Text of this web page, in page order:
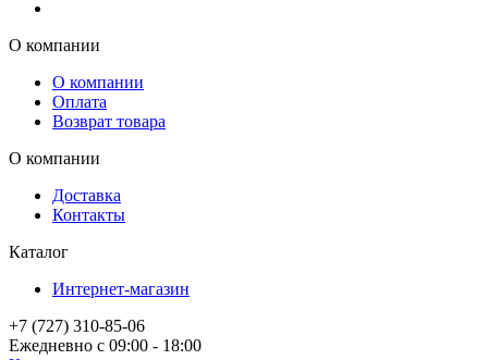
О компании
О компании
Оплата
Возврат товара
О компании
Доставка
Контакты
Каталог
Интернет-магазин
+7 (727) 310-85-06
Ежедневно с 09:00 - 18:00